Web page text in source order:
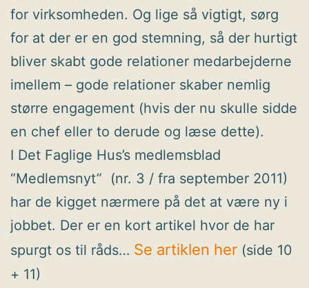
for virksomheden. Og lige så vigtigt, sørg
for at der er en god stemning, så der hurtigt
bliver skabt gode relationer medarbejderne
imellem – gode relationer skaber nemlig
større engagement (hvis der nu skulle sidde
en chef eller to derude og læse dette).
I Det Faglige Hus’s medlemsblad
“Medlemsnyt” (nr. 3 / fra september 2011)
har de kigget nærmere på det at være ny i
jobbet. Der er en kort artikel hvor de har
spurgt os til råds… Se artiklen her (side 10
+ 11)